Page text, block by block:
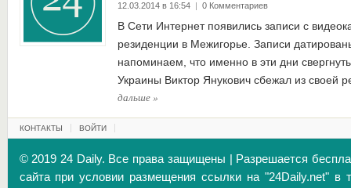
12.03.2014 в 16:54 | 0 Комментариев
В Сети Интернет появились записи с
резиденции в Межигорье. Записи
напоминаем, что именно в эти дни
Украины Виктор Янукович сбежал из своей
дальше»
КОНТАКТЫ ВОЙТИ
© 2019 24 Daily. Все права защищены | Разрешается
сайта при условии размещения ссылки на "24Daily.net" в